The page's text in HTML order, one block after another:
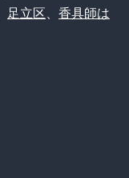
足立区
香具師は